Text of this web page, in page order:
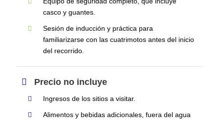
casco y guantes.
Sesión de inducción y práctica para
familiarizarse con las cuatrimotos antes del inicio
del recorrido.
Precio no incluye
Ingresos de los sitios a visitar.
Alimentos y bebidas adicionales, fuera del agua